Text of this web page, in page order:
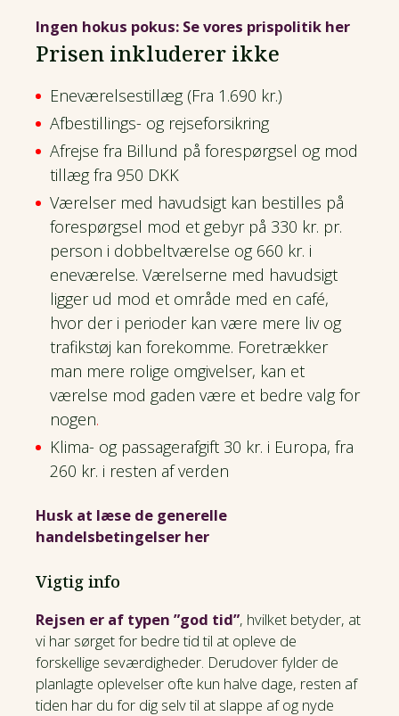
Ingen hokus pokus: Se vores prispolitik her
Prisen inkluderer ikke
Eneværelsestillæg (Fra 1.690 kr.)
Afbestillings- og rejseforsikring
Afrejse fra Billund på forespørgsel og mod
tillæg fra 950 DKK
Værelser med havudsigt kan bestilles på
forespørgsel mod et gebyr på 330 kr. pr.
person i dobbeltværelse og 660 kr. i
eneværelse. Værelserne med havudsigt
ligger ud mod et område med en café,
hvor der i perioder kan være mere liv og
trafikstøj kan forekomme. Foretrækker
man mere rolige omgivelser, kan et
værelse mod gaden være et bedre valg for
nogen.
Klima- og passagerafgift 30 kr. i Europa, fra
260 kr. i resten af verden
Husk at læse de generelle
handelsbetingelser her
Vigtig info
Rejsen er af typen ”god tid”, hvilket betyder, at
vi har sørget for bedre tid til at opleve de
forskellige seværdigheder. Derudover fylder de
planlagte oplevelser ofte kun halve dage, resten af
tiden har du for dig selv til at slappe af og nyde